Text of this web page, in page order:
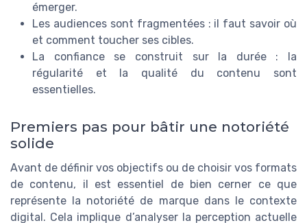
émerger.
Les audiences sont fragmentées : il faut savoir où
et comment toucher ses cibles.
La confiance se construit sur la durée : la
régularité et la qualité du contenu sont
essentielles.
Premiers pas pour bâtir une notoriété
solide
Avant de définir vos objectifs ou de choisir vos formats
de contenu, il est essentiel de bien cerner ce que
représente la notoriété de marque dans le contexte
digital. Cela implique d’analyser la perception actuelle